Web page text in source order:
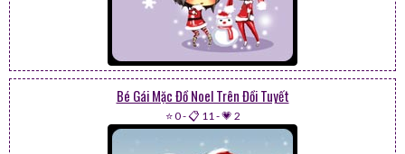
Bé Gái Mặc Đồ Noel Trên Đồi Tuyết
⭐ 0-📋 11-💗 2